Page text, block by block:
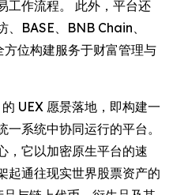
工作流程。 此外，平台还
BASE、BNB Chain、
位构建服务于财富管理与
UEX 愿景落地，即构建一
系统中协同运行的平台。
，它以加密原生平台的速
起通往现实世界股票资产的